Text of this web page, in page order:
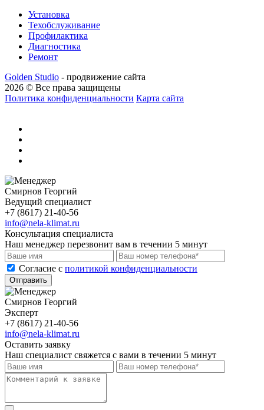
Установка
Техобслуживание
Профилактика
Диагностика
Ремонт
Golden Studio - продвижение сайта
2026 © Все права защищены
Политика конфиденциальности Карта сайта
Смирнов Георгий
Ведущий специалист
+7 (8617) 21-40-56
info@nela-klimat.ru
Консультация специалиста
Наш менеджер перезвонит вам в течении 5 минут
Cогласие с политикой конфиденциальности
Отправить
Смирнов Георгий
Эксперт
+7 (8617) 21-40-56
info@nela-klimat.ru
Оставить заявку
Наш специалист свяжется с вами в течении 5 минут